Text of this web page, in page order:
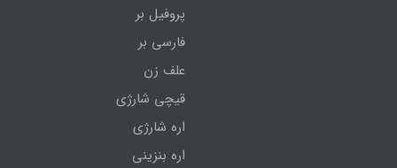
پروفیل بر
فارسی بر
علف زن
قیچی شارژی
اره شارژی
اره بنزینی